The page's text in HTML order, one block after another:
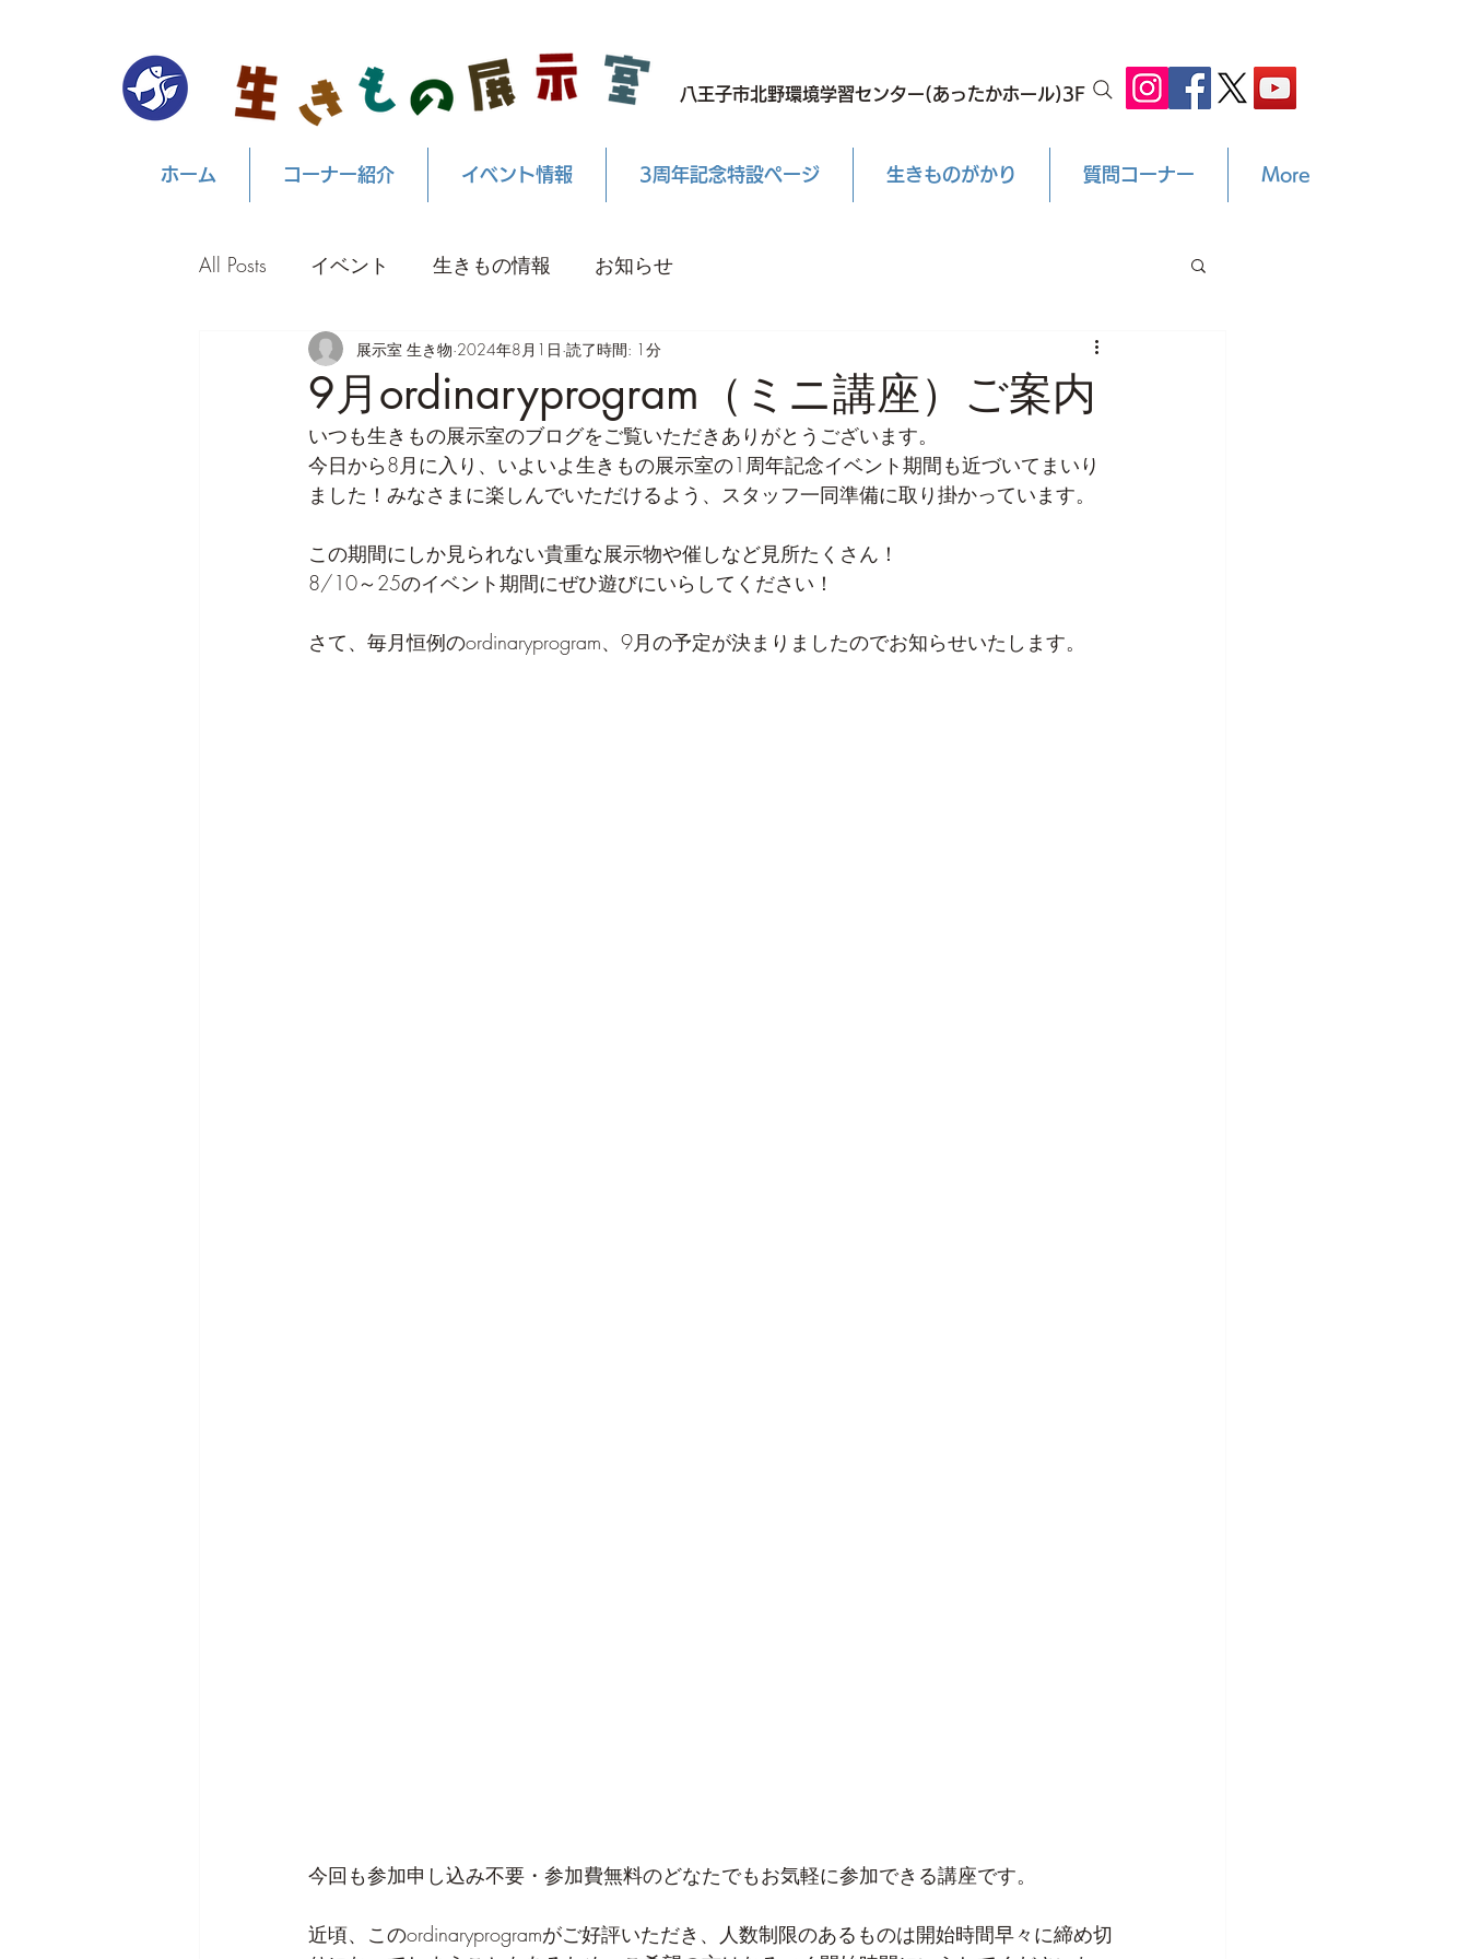
ホーム コーナー紹介 イベント情報 3周年記念特設ページ 生きものがかり 質問コーナー More
All Posts イベント 生きもの情報 お知らせ
9月ordinaryprogram（ミニ講座）ご案内
展示室 生き物 2024年8月1日 読了時間: 1分
いつも生きもの展示室のブログをご覧いただきありがとうございます。
今日から8月に入り、いよいよ生きもの展示室の1周年記念イベント期間も近づいてまいり
ました！みなさまに楽しんでいただけるよう、スタッフ一同準備に取り掛かっています。
この期間にしか見られない貴重な展示物や催しなど見所たくさん！
8/10～25のイベント期間にぜひ遊びにいらしてください！
さて、毎月恒例のordinaryprogram、9月の予定が決まりましたのでお知らせいたします。
今回も参加申し込み不要・参加費無料のどなたでもお気軽に参加できる講座です。
近頃、このordinaryprogramがご好評いただき、人数制限のあるものは開始時間早々に締め切
八王子市北野環境学習センター(あったかホール)3F